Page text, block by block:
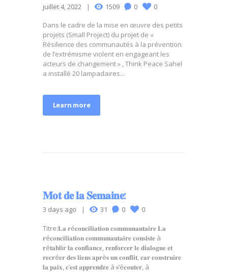
juillet 4, 2022 1509 0 0
Dans le cadre de la mise en œuvre des petits
projets (Small Project) du projet de «
Résilience des communautés à la prévention
de l’extrémisme violent en engageant les
acteurs de changement » , Think Peace Sahel
a installé 20 lampadaires...
Learn more
𝐌𝐨𝐭 𝐝𝐞 𝐥𝐚 𝐒𝐞𝐦𝐚𝐢𝐧𝐞:
3 days ago 31 0 0
Titre:𝐋𝐚 𝐫é𝐜𝐨𝐧𝐜𝐢𝐥𝐢𝐚𝐭𝐢𝐨𝐧 𝐜𝐨𝐦𝐦𝐮𝐧𝐚𝐮𝐭𝐚𝐢𝐫𝐞 𝐋𝐚
𝐫é𝐜𝐨𝐧𝐜𝐢𝐥𝐢𝐚𝐭𝐢𝐨𝐧 𝐜𝐨𝐦𝐦𝐮𝐧𝐚𝐮𝐭𝐚𝐢𝐫𝐞 𝐜𝐨𝐧𝐬𝐢𝐬𝐭𝐞 à
𝐫é𝐭𝐚𝐛𝐥𝐢𝐫 𝐥𝐚 𝐜𝐨𝐧𝐟𝐢𝐚𝐧𝐜𝐞, 𝐫𝐞𝐧𝐟𝐨𝐫𝐜𝐞𝐫 𝐥𝐞 𝐝𝐢𝐚𝐥𝐨𝐠𝐮𝐞 𝐞𝐭
𝐫𝐞𝐜𝐫é𝐞𝐫 𝐝𝐞𝐬 𝐥𝐢𝐞𝐧𝐬 𝐚𝐩𝐫è𝐬 𝐮𝐧 𝐜𝐨𝐧𝐟𝐥𝐢𝐭, 𝐜𝐚𝐫 𝐜𝐨𝐧𝐬𝐭𝐫𝐮𝐢𝐫𝐞
𝐥𝐚 𝐩𝐚𝐢𝐱, 𝐜’𝐞𝐬𝐭 𝐚𝐩𝐩𝐫𝐞𝐧𝐝𝐫𝐞 à 𝐬’é𝐜𝐨𝐮𝐭𝐞𝐫, à